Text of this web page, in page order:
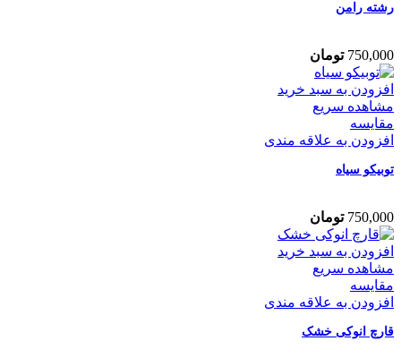
رشته رامن
750,000 تومان
افزودن به سبد خرید
مشاهده سریع
مقایسه
افزودن به علاقه مندی
توبیکو سیاه
750,000 تومان
افزودن به سبد خرید
مشاهده سریع
مقایسه
افزودن به علاقه مندی
قارچ انوکی خشک